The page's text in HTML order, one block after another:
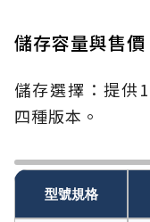
儲存容量與售價
儲存選擇：提供
四種版本。
型號規格